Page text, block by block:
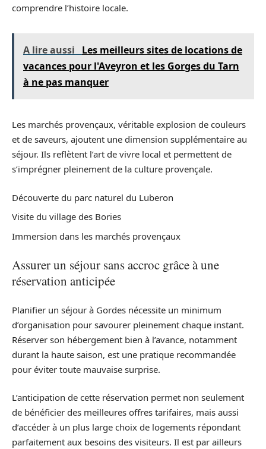
comprendre l’histoire locale.
A lire aussi
Les meilleurs sites de locations de
vacances pour l'Aveyron et les Gorges du Tarn
à ne pas manquer
Les marchés provençaux, véritable explosion de couleurs
et de saveurs, ajoutent une dimension supplémentaire au
séjour. Ils reflètent l’art de vivre local et permettent de
s’imprégner pleinement de la culture provençale.
Découverte du parc naturel du Luberon
Visite du village des Bories
Immersion dans les marchés provençaux
Assurer un séjour sans accroc grâce à une
réservation anticipée
Planifier un séjour à Gordes nécessite un minimum
d’organisation pour savourer pleinement chaque instant.
Réserver son hébergement bien à l’avance, notamment
durant la haute saison, est une pratique recommandée
pour éviter toute mauvaise surprise.
L’anticipation de cette réservation permet non seulement
de bénéficier des meilleures offres tarifaires, mais aussi
d’accéder à un plus large choix de logements répondant
parfaitement aux besoins des visiteurs. Il est par ailleurs